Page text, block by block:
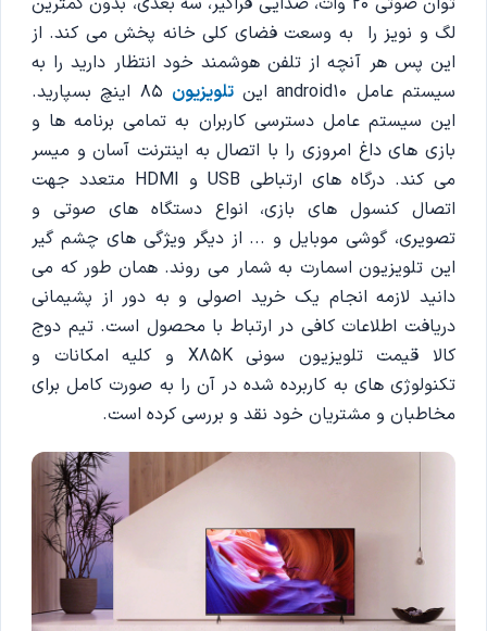
لگ و نویز را به وسعت فضای کلی خانه پخش می کند. از
این پس هر آنچه از تلفن هوشمند خود انتظار دارید را به
سیستم عامل android10 این
تلویزیون
85 اینچ بسپارید.
این سیستم عامل دسترسی کاربران به تمامی برنامه ها و
بازی های داغ امروزی را با اتصال به اینترنت آسان و میسر
می کند. درگاه های ارتباطی USB و HDMI متعدد جهت
اتصال کنسول های بازی، انواع دستگاه های صوتی و
تصویری، گوشی موبایل و ... از دیگر ویژگی های چشم گیر
این تلویزیون اسمارت به شمار می روند. همان طور که می
دانید لازمه انجام یک خرید اصولی و به دور از پشیمانی
دریافت اطلاعات کافی در ارتباط با محصول است. تیم دوج
کالا قیمت تلویزیون سونی X85K و کلیه امکانات و
تکنولوژی های به کاربرده شده در آن را به صورت کامل برای
مخاطبان و مشتریان خود نقد و بررسی کرده است.